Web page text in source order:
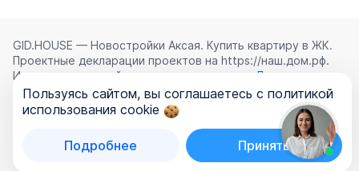
GID.HOUSE — Новостройки Аксая. Купить квартиру в ЖК.
Проектные декларации проектов на https://наш.дом.рф.
Использование сайта означает согласие с
Лицензионным
соглашением ,Политикой конфиденциальностии
Политикой обработки персональных данных
ООО «ГИД.ХАУЗ»
Пользуясь сайтом, вы соглашаетесь с политикой
использования cookie
Подробнее Принять